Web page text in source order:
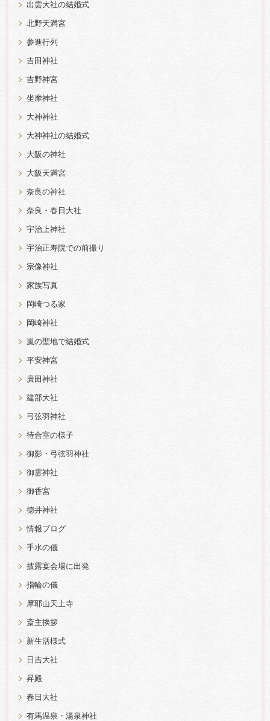
出雲大社の結婚式
北野天満宮
参進行列
吉田神社
吉野神宮
坐摩神社
大神神社
大神神社の結婚式
大阪の神社
大阪天満宮
奈良の神社
奈良・春日大社
宇治上神社
宇治正寿院での前撮り
宗像神社
家族写真
岡崎つる家
岡崎神社
嵐の聖地で結婚式
平安神宮
廣田神社
建部大社
弓弦羽神社
待合室の様子
御影・弓弦羽神社
御霊神社
御香宮
徳井神社
情報ブログ
手水の儀
披露宴会場に出発
指輪の儀
摩耶山天上寺
斎主挨拶
新生活様式
日吉大社
昇殿
春日大社
有馬温泉・湯泉神社